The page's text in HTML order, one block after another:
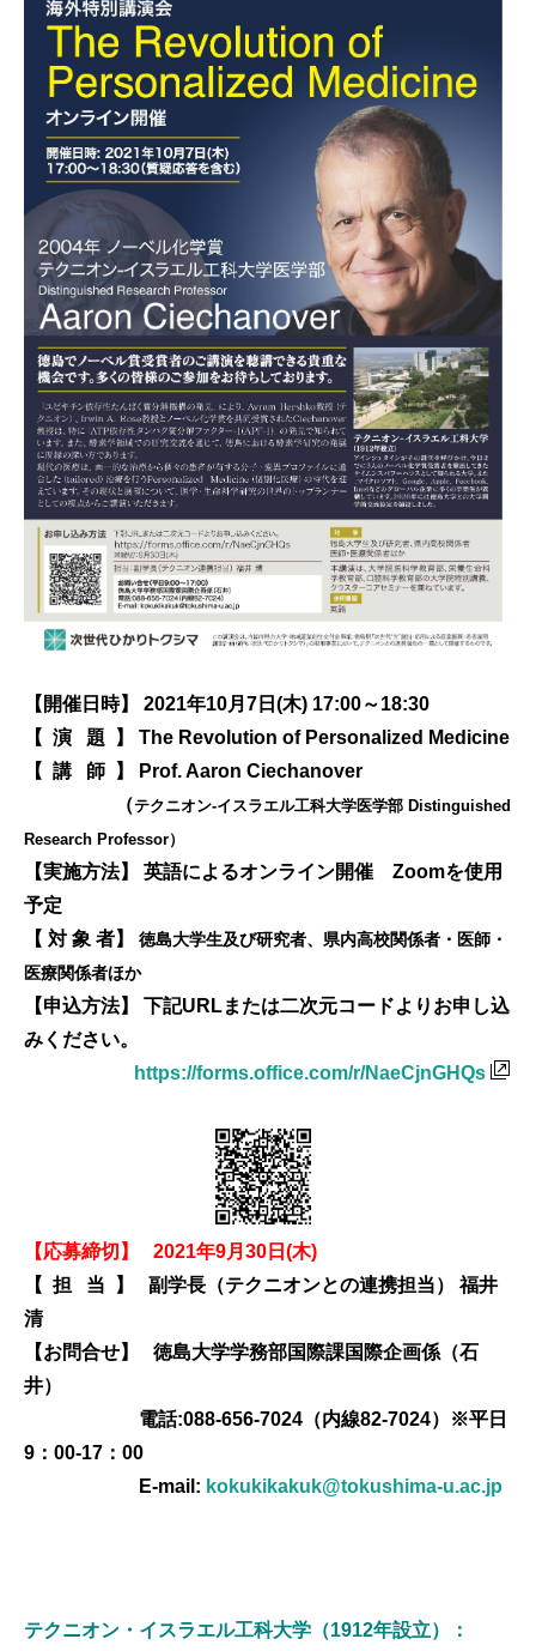
【開催日時】 2021年10月7日(木) 17:00～18:30
【 演 題 】 The Revolution of Personalized Medicine
【 講 師 】 Prof. Aaron Ciechanover
（テクニオン-イスラエル工科大学医学部 Distinguished
Research Professor）
【実施方法】 英語によるオンライン開催 Zoomを使用
予定
【 対 象 者】 徳島大学生及び研究者、県内高校関係者・医師・
医療関係者ほか
【申込方法】 下記URLまたは二次元コードよりお申し込
みください。
https://forms.office.com/r/NaeCjnGHQs
【応募締切】 2021年9月30日(木)
【 担 当 】 副学長（テクニオンとの連携担当） 福井
清
【お問合せ】 徳島大学学務部国際課国際企画係（石
井）
電話:088-656-7024（内線82-7024）※平日
9：00-17：00
E-mail: kokukikakuk@tokushima-u.ac.jp
テクニオン・イスラエル工科大学（1912年設立）：